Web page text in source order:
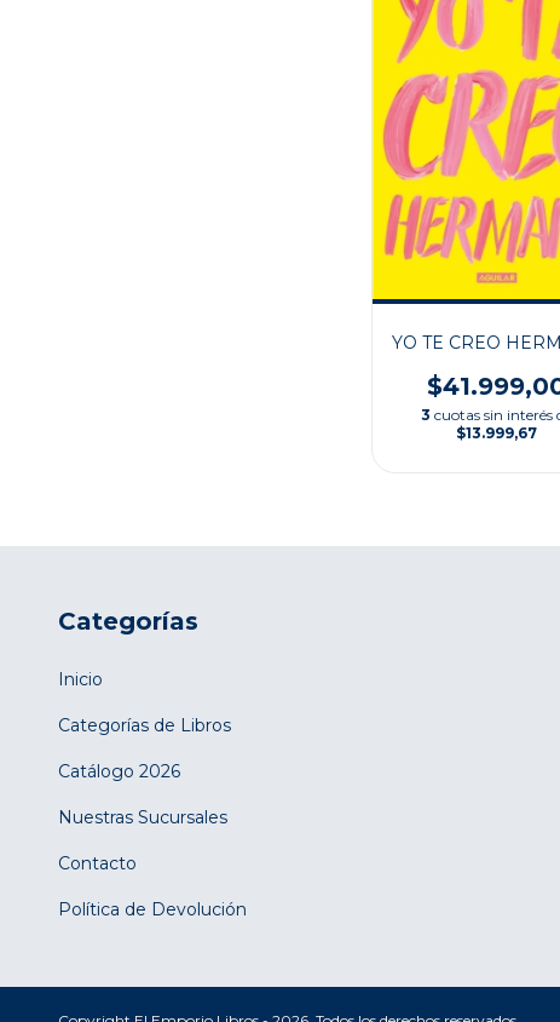
YO TE CREO
3 cuotas sin interés
$13.999,67
Categorías
Inicio
Categorías de Libros
Catálogo 2026
Nuestras Sucursales
Contacto
Política de Devolución